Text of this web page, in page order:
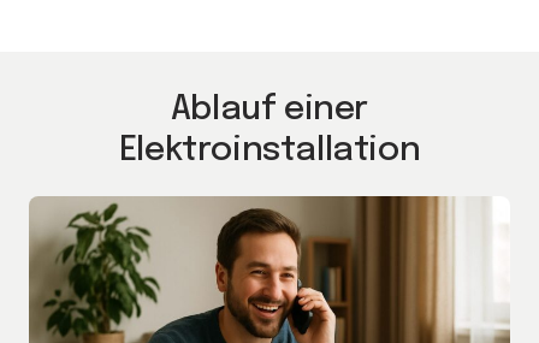
Ablauf einer
Elektroinstallation